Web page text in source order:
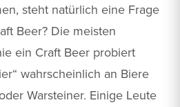
steht natürlich eine Frage
Beer? Die meisten
ein Craft Beer probiert
wahrscheinlich an Biere
Warsteiner. Einige Leute